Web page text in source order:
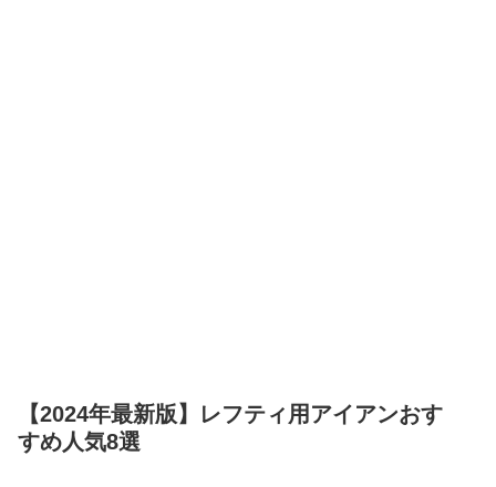
【2024年最新版】レフティ用アイアンおす
すめ人気8選